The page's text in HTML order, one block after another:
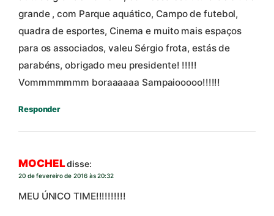
grande , com Parque aquático, Campo de futebol,
quadra de esportes, Cinema e muito mais espaços
para os associados, valeu Sérgio frota, estás de
parabéns, obrigado meu presidente! !!!!!
Vommmmmmm boraaaaaa Sampaiooooo!!!!!!
Responder
MOCHELdisse:
20 de fevereiro de 2016 às 20:32
MEU ÚNICO TIME!!!!!!!!!!